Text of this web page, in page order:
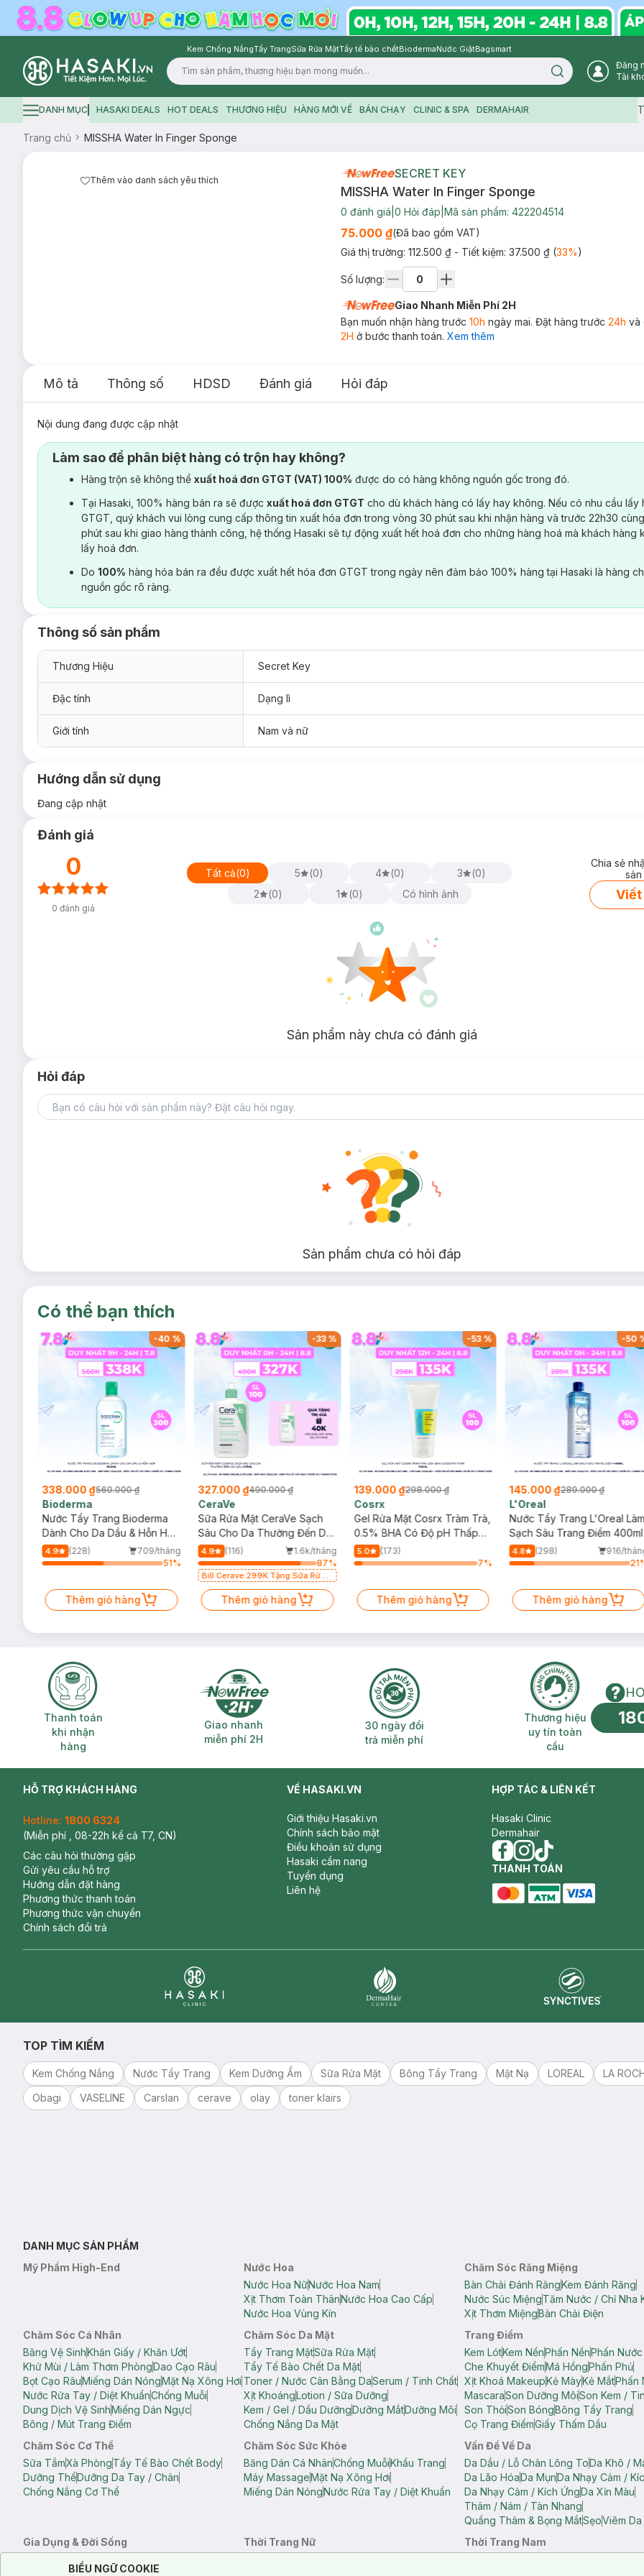
Kem Chống NắngTẩy TrangSữa Rửa MặtTẩy tế bào chếtBiodermaNước GiặtBagsmart
Logo
Search icon
Đăng
Tài
Hamburger icon
DANH MỤC HASAKI DEALS HOT DEALS THƯƠNG HIỆU HÀNG MỚI VỀ BÁN CHẠY CLINIC & SPA DERMAHAIR
Trang chủ MISSHA Water In Finger Sponge
Thêm vào danh sách yêu thích SECRET KEY
MISSHA Water In Finger Sponge
0 đánh giá 0 Hỏi đáp Mã sản phẩm: 422204514
75.000 ₫(Đã bao gồm VAT)
Giá thị trường: 112.500 ₫ - Tiết kiệm: 37.500 ₫(33%)
Số lượng:
Giao Nhanh Miễn Phí 2H
Bạn muốn nhận hàng trước 10h ngày mai. Đặt hàng trước 24h và
2H ở bước thanh toán. Xem thêm
Mô tả Thông số HDSD Đánh giá Hỏi đáp
Nội dung đang được cập nhật
Làm sao để phân biệt hàng có trộn hay không?
Hàng trộn sẽ không thể xuất hoá đơn GTGT (VAT) 100% được do có hàng không nguồn gốc trong đó.
Tại Hasaki, 100% hàng bán ra sẽ được xuất hoá đơn GTGT cho dù khách hàng có lấy hay không. Nếu có nhu cầu lấy
GTGT, quý khách vui lòng cung cấp thông tin xuất hóa đơn trong vòng 30 phút sau khi nhận hàng và trước 22h30
phút sau khi giao hàng thành công, hệ thống Hasaki sẽ tự động xuất hết hoá đơn cho những hàng hoá mà khách hàng
lấy hoá đơn.
Do 100% hàng hóa bán ra đều được xuất hết hóa đơn GTGT trong ngày nên đảm bảo 100% hàng tại Hasaki là hàng
nguồn gốc rõ ràng.
Thông số sản phẩm
Thương Hiệu Secret Key
Đặc tính Dạng lì
Giới tính Nam và nữ
Hướng dẫn sử dụng
Đang cập nhật
Đánh giá
0
0 đánh giá
Tất cả(0) 5 (0) 4 (0) 3 (0)
2
(0) 1 (0) Có hình ảnh
Chia sẻ
Viết
Sản phẩm này chưa có đánh giá
Hỏi đáp
Sản phẩm chưa có hỏi đáp
Có thể bạn thích
-40 %
338.000 ₫560.000 ₫
Bioderma
Nước Tẩy Trang Bioderma
Dành Cho Da Dầu & Hỗn Hợp
500ml
4.9 (228)
709/tháng
51%
Thêm giỏ hàng
-33%
327.000 ₫490.000 ₫
CeraVe
Sữa Rửa Mặt CeraVe Sạch
Sâu Cho Da Thường Đến Da
Dầu 473ml
4.9 (116)
1.6k/tháng
87%
Bill Cerave 299K Tặng Sữa Rửa
Thêm giỏ hàng
-53%
139.000 ₫298.000 ₫
Cosrx
Gel Rửa Mặt Cosrx Tràm Trà,
0.5% BHA Có Độ pH Thấp
150ml
5.0
(173)
7%
Thêm giỏ hàng
-50
145.000 ₫289.000 ₫
L'Oreal
Nước Tẩy Trang L'Oreal
Sạch Sâu Trang Điểm 400ml
4.8 (298)
916/
21
Thêm giỏ hàng
Thanh toán khi nhận hàng
Thanh toán
khi nhận
hàng
Giao nhanh miễn phí 2H
Giao nhanh
miễn phí 2H
30 ngày đổi trả miễn phí
30 ngày đổi
trả miễn phí
Thương hiệu
Thương hiệu
uy tín toàn
cầu
HỖ TRỢ KHÁCH HÀNG
Hotline: 1800 6324
(Miễn phí , 08-22h kể cả T7, CN)
Các câu hỏi thường gặp
Gửi yêu cầu hỗ trợ
Hướng dẫn đặt hàng
Phương thức thanh toán
Phương thức vận chuyển
Chính sách đổi trả
VỀ HASAKI.VN
Giới thiệu Hasaki.vn
Chính sách bảo mật
Điều khoản sử dụng
Hasaki cẩm nang
Tuyển dụng
Liên hệ
HỢP TÁC & LIÊN KẾT
Hasaki Clinic
Dermahair
facebook
instagram
tiktok
THANH TOÁN
TOP TÌM KIẾM
Kem Chống Nắng Nước Tẩy Trang Kem Dưỡng Ẩm Sữa Rửa Mặt Bông Tẩy Trang Mặt Nạ LOREAL
LA
Obagi
VASELINE Carslan cerave olay toner klairs
DANH MỤC SẢN PHẨM
Mỹ Phẩm High-End
Nước Hoa
Nước Hoa NữNước Hoa Nam
Xịt Thơm Toàn ThânNước Hoa Cao Cấp
Nước Hoa Vùng Kín
Chăm Sóc Răng Miệng
Bàn Chải Đánh RăngKem Đánh Răng
Nước Súc MiệngTăm Nước / Chỉ Nha
Xịt Thơm MiệngBàn Chải Điện
Chăm Sóc Cá Nhân
Băng Vệ SinhKhăn Giấy / Khăn Ướt
Khử Mùi / Làm Thơm PhòngDao Cạo Râu
Bọt Cạo RâuMiếng Dán NóngMặt Nạ Xông Hơi
Nước Rửa Tay / Diệt KhuẩnChống Muỗi
Dung Dịch Vệ SinhMiếng Dán Ngực
Bông / Mút Trang Điểm
Chăm Sóc Da Mặt
Tẩy Trang MặtSữa Rửa Mặt
Tẩy Tế Bào Chết Da Mặt
Toner / Nước Cân Bằng DaSerum / Tinh Chất
Xịt KhoángLotion / Sữa Dưỡng
Kem / Gel / Dầu DưỡngDưỡng MắtDưỡng Môi
Chống Nắng Da Mặt
Trang Điểm
Kem LótKem NềnPhấn NềnPhấn
Che Khuyết ĐiểmMá HồngPhấn Phủ
Xịt Khoá MakeupKẻ MàyKẻ MắtPhấn
MascaraSon Dưỡng MôiSon Kem /
Son ThỏiSon BóngBông Tẩy Trang
Cọ Trang ĐiểmGiấy Thấm Dầu
Chăm Sóc Cơ Thể
Sữa TắmXà PhòngTẩy Tế Bào Chết Body
Dưỡng ThểDưỡng Da Tay / Chân
Chống Nắng Cơ Thể
Chăm Sóc Sức Khỏe
Băng Dán Cá NhânChống MuỗiKhẩu Trang
Máy MassageMặt Nạ Xông Hơi
Miếng Dán NóngNước Rửa Tay / Diệt Khuẩn
Vấn Đề Về Da
Da Dầu / Lỗ Chân Lông ToDa Khô /
Da Lão HóaDa MụnDa Nhạy Cảm /
Da Nhạy Cảm / Kích ỨngDa Xỉn Màu
Thâm / Nám / Tàn Nhang
Quầng Thâm & Bọng MắtSẹoViêm
Gia Dụng & Đời Sống
Bông Tắm / Phụ Kiện Tắm
Phụ Kiện Điện Thoại Quạt Cầm Tay / Quạt Mini
Thời Trang Nữ
Thời Trang Nam
Cookie Consent
Notice about cookies usage
BIỂU NGỮ COOKIE